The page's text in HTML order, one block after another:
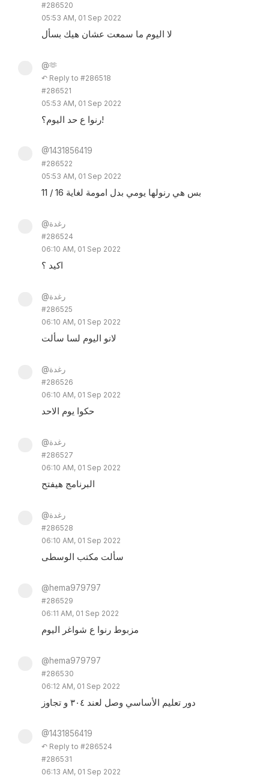
#286520
05:53 AM, 01 Sep 2022
لا اليوم ما سمعت عشان هيك بسأل
@🫶
↶ Reply to #286518
#286521
05:53 AM, 01 Sep 2022
رنوا ع حد اليوم؟!
@1431856419
#286522
05:53 AM, 01 Sep 2022
بس هي رنولها يومي بدل امومة لغاية 16 / 11
@رغدة
#286524
06:10 AM, 01 Sep 2022
اكيد ؟
@رغدة
#286525
06:10 AM, 01 Sep 2022
لانو اليوم لسا سألت
@رغدة
#286526
06:10 AM, 01 Sep 2022
حكوا يوم الاحد
@رغدة
#286527
06:10 AM, 01 Sep 2022
البرنامج هيفتح
@رغدة
#286528
06:10 AM, 01 Sep 2022
سألت مكتب الوسطى
@hema979797
#286529
06:11 AM, 01 Sep 2022
مزبوط رنوا ع شواغر اليوم
@hema979797
#286530
06:12 AM, 01 Sep 2022
دور تعليم الأساسي وصل لعند ٣٠٤ و تجاوز
@1431856419
↶ Reply to #286524
#286531
06:13 AM, 01 Sep 2022